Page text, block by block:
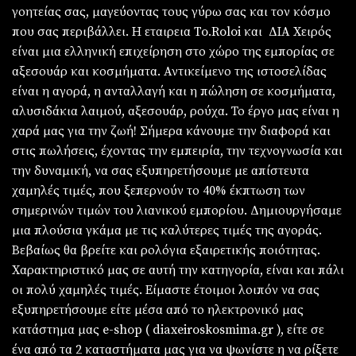
γοητείας σας, μαγεύοντας τους γύρω σας και τον κόσμο
που σας περιβάλλει. Η εταιρεια To.Roloi και ΔΙΑ Χειρός
είναι μια ελληνική επιχείρηση στο χώρο της εμπορίας σε
αξεσουάρ και κοσμήματα. Αντικείμενο της ιστοσελίδας
είναι η αγορά, η ανταλλαγή και η πώληση σε κοσμήματα,
αλυσιδάκια λαιμού, αξεσουάρ, ρούχα. Το έργο μας είναι η
χαρά μας για την ζωή! Σήμερα κάνουμε την διαφορά και
στις πωλήσεις, έχοντας την εμπειρία, την τεχνογνωσία και
την δυναμική, να σας εξυπηρετήσουμε με απίστευτα
χαμηλές τιμές, που ξεπερνούν το 40% έκπτωση των
σημερινών τιμών του λιανικού εμπορίου. Δημιουργήσαμε
μια πλούσια γκάμα με τις καλύτερες τιμές της αγοράς.
Βεβαίως θα βρείτε και ρολόγια εξαιρετικής ποιότητας.
Χαρακτηριστικό μας σε αυτή την κατηγορία, είναι και πάλι
οι πολύ χαμηλές τιμές. Είμαστε έτοιμοι λοιπόν να σας
εξυπηρετήσουμε είτε μέσα από το ηλεκτρονικό μας
κατάστημα μας e-shop ( diaxeiroskosmima.gr ), είτε σε
ένα από τα 2 καταστήματα μας για να ψωνίστε η να ρίξετε